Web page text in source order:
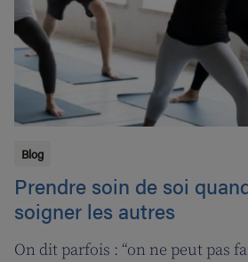
Blog
Prendre soin de soi
soigner les autres
On dit parfois : “on ne peut pas